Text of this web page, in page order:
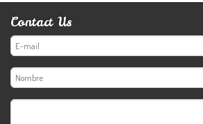
Contact Us